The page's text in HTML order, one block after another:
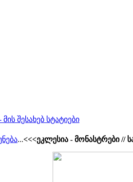
მის შესახებ სტატიები
...<<<ეკლესია - მონასტრები //